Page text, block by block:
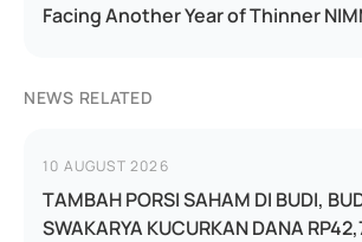
Facing Another Year of Thinner
NEWS RELATED
10 AUGUST 2026
TAMBAH PORSI SAHAM DI BUDI,
SWAKARYA KUCURKAN DANA